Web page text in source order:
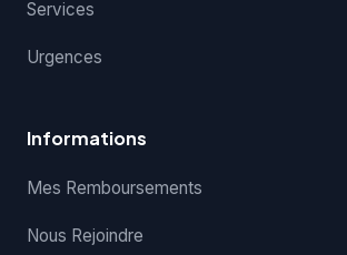
Services
Urgences
Informations
Mes Remboursements
Nous Rejoindre